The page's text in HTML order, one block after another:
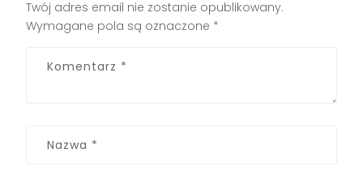
Twój adres email nie zostanie opublikowany.
Wymagane pola są oznaczone *